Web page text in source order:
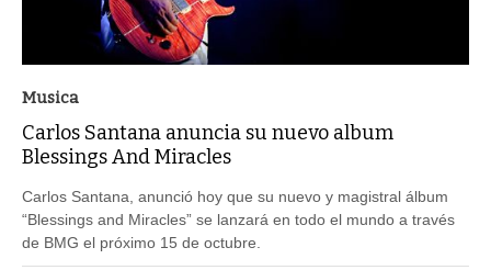
Musica
Carlos Santana anuncia su nuevo album
Blessings And Miracles
Carlos Santana, anunció hoy que su nuevo y magistral álbum
“Blessings and Miracles” se lanzará en todo el mundo a través
de BMG el próximo 15 de octubre.